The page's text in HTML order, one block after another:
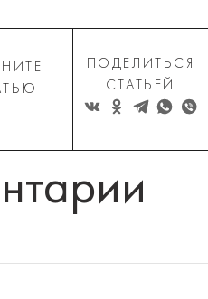
ПОДЕЛИТЬСЯ
СТАТЬЕЙ